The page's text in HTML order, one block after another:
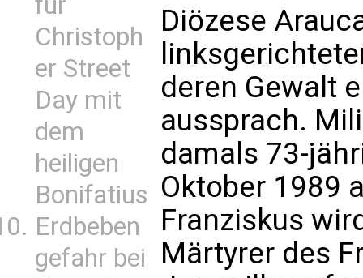
Christoph
er Street
Day mit
dem
heiligen
Bonifatius
Erdbeben
gefahr bei
Diözese
deren Gewalt
aussprach.
damals 73-
Oktober 1989
Franziskus
Märtyrer des